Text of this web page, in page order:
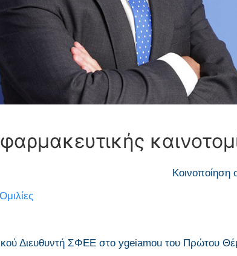
Κοινοποίηση
Διευθυντή ΣΦΕΕ στο ygeiamou του Πρώτου